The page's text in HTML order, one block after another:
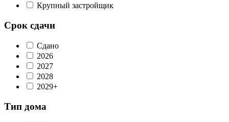
Крупный застройщик
Срок сдачи
Сдано
2026
2027
2028
2029+
Тип дома